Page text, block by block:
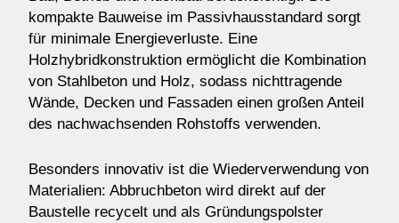
kompakte Bauweise im Passivhausstandard sorgt
für minimale Energieverluste. Eine
Holzhybridkonstruktion ermöglicht die Kombination
von Stahlbeton und Holz, sodass nichttragende
Wände, Decken und Fassaden einen großen Anteil
des nachwachsenden Rohstoffs verwenden.
Besonders innovativ ist die Wiederverwendung von
Materialien: Abbruchbeton wird direkt auf der
Baustelle recycelt und als Gründungspolster